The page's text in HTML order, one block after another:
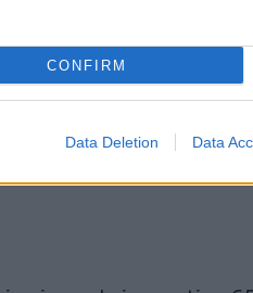
CONFIRM
Data Deletion Data